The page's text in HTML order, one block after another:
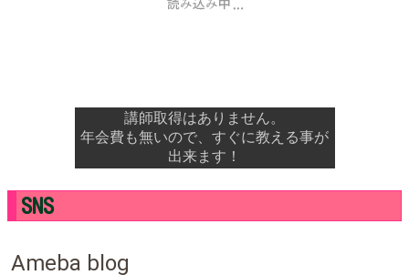
講師取得はありません。
年会費も無いので、すぐに教える事が
出来ます！
SNS
Ameba blog